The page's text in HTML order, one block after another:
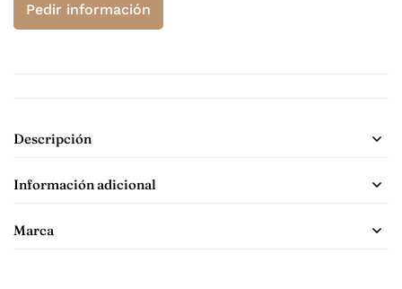
Pedir información
Descripción
Información adicional
Marca